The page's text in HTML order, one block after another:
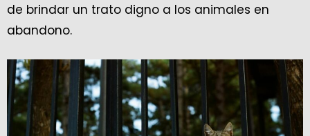
de brindar un trato digno a los animales en
abandono.